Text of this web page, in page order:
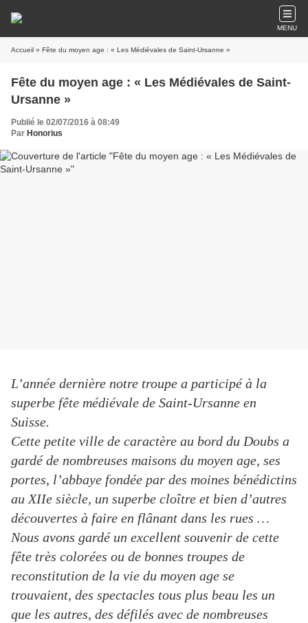
MENU
Accueil » Fête du moyen age : « Les Médiévales de Saint-Ursanne »
Fête du moyen age : « Les Médiévales de Saint-
Ursanne »
Publié le 02/07/2016 à 08:49
Par Honorius
L’année dernière notre troupe a participé à la
superbe fête médiévale de Saint-Ursanne en
Suisse.
Cette petite ville de caractère au bord du Doubs a
gardé de nombreuses maisons du moyen age, ses
portes, l’abbaye fondée par des moines bénédictins
au XIIe siècle, un superbe cloître et bien d’autres
découvertes à faire en flânant dans les rues …
Nous avons gardé un excellent souvenir de cette
fête très colorées ou de bonnes troupes de
reconstitution de la vie du moyen age se
trouvaient, des spectacles tous plus beau les un
que les autres, des défilés avec de nombreuses